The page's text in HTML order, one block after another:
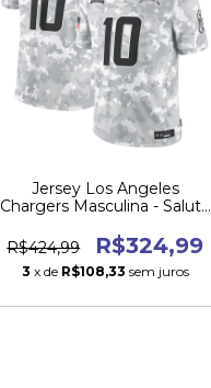
Jersey Los Angeles
Chargers Masculina - Salute
R$424,99
R$324,99
3 x de R$108,33 sem juros